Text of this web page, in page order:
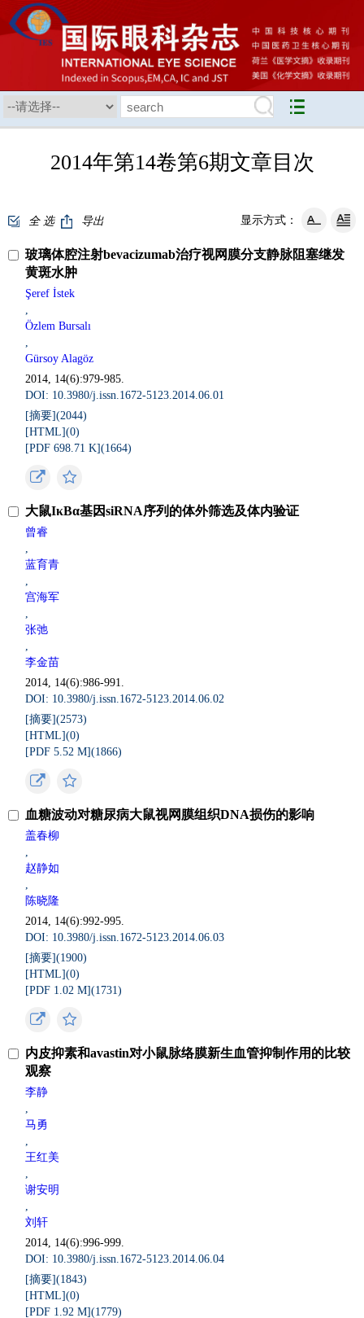
2014年第14卷第6期文章目次
全 选 导出 显示方式：
玻璃体腔注射bevacizumab治疗视网膜分支静脉阻塞继发
黄斑水肿
Şeref İstek
,
Özlem Bursalı
,
Gürsoy Alagöz
2014, 14(6):979-985.
DOI: 10.3980/j.issn.1672-5123.2014.06.01
[摘要](2044)
[HTML](0)
[PDF 698.71 K](1664)
大鼠IκBα基因siRNA序列的体外筛选及体内验证
曾睿
,
蓝育青
,
宫海军
,
张弛
,
李金苗
2014, 14(6):986-991.
DOI: 10.3980/j.issn.1672-5123.2014.06.02
[摘要](2573)
[HTML](0)
[PDF 5.52 M](1866)
血糖波动对糖尿病大鼠视网膜组织DNA损伤的影响
盖春柳
,
赵静如
,
陈晓隆
2014, 14(6):992-995.
DOI: 10.3980/j.issn.1672-5123.2014.06.03
[摘要](1900)
[HTML](0)
[PDF 1.02 M](1731)
内皮抑素和avastin对小鼠脉络膜新生血管抑制作用的比较
观察
李静
,
马勇
,
王红美
,
谢安明
,
刘轩
2014, 14(6):996-999.
DOI: 10.3980/j.issn.1672-5123.2014.06.04
[摘要](1843)
[HTML](0)
[PDF 1.92 M](1779)